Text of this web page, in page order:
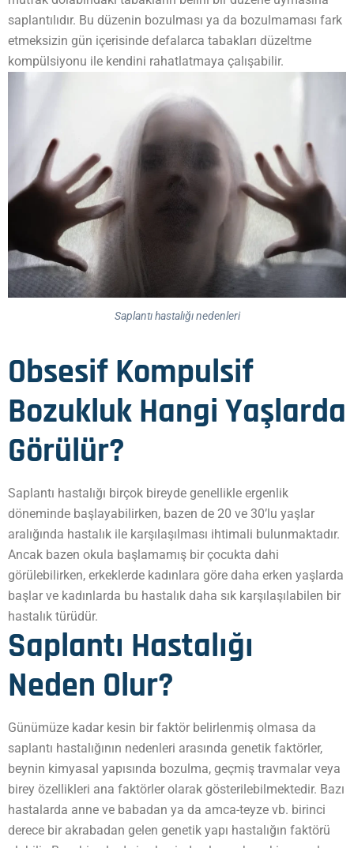
saplantılıdır. Bu düzenin bozulması ya da bozulmaması fark
etmeksizin gün içerisinde defalarca tabakları düzeltme
kompülsiyonu ile kendini rahatlatmaya çalışabilir.
Saplantı hastalığı nedenleri
Obsesif Kompulsif
Bozukluk Hangi Yaşlarda
Görülür?
Saplantı hastalığı birçok bireyde genellikle ergenlik
döneminde başlayabilirken, bazen de 20 ve 30’lu yaşlar
aralığında hastalık ile karşılaşılması ihtimali bulunmaktadır.
Ancak bazen okula başlamamış bir çocukta dahi
görülebilirken, erkeklerde kadınlara göre daha erken yaşlarda
başlar ve kadınlarda bu hastalık daha sık karşılaşılabilen bir
hastalık türüdür.
Saplantı Hastalığı
Neden Olur?
Günümüze kadar kesin bir faktör belirlenmiş olmasa da
saplantı hastalığının nedenleri arasında genetik faktörler,
beynin kimyasal yapısında bozulma, geçmiş travmalar veya
birey özellikleri ana faktörler olarak gösterilebilmektedir. Bazı
hastalarda anne ve babadan ya da amca-teyze vb. birinci
derece bir akrabadan gelen genetik yapı hastalığın faktörü